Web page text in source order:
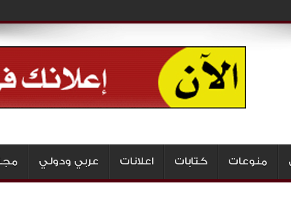
منوعات كتابات اعلانات عربي ودولي